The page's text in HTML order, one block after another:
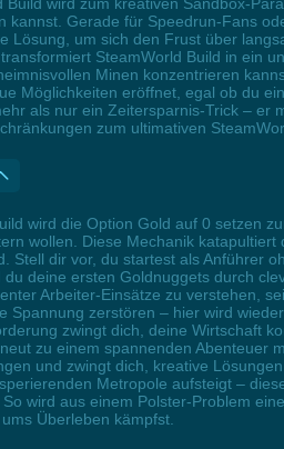
Gerade für Speedrun-Fans
Lösung, um sich den Frust über
SteamWorld Build in ein
Minen konzentrieren
Möglichkeiten eröffnet, egal ob du
als nur ein Zeitersparnis-Trick –
zum ultimativen
wird die Option Gold auf 0 setzen
wollen. Diese Mechanik
Stell dir vor, du startest als Anführer
deine ersten Goldnuggets durch
Arbeiter-Einsätze zu verstehen,
Spannung zerstören – hier wird
zwingt dich, deine Wirtschaft
zu einem spannenden
und zwingt dich, kreative
Metropole aufsteigt –
wird aus einem Polster-Problem
Überleben kämpfst.